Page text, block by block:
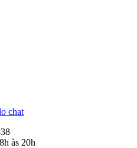
chat
às 20h